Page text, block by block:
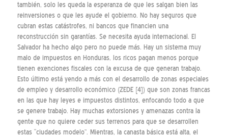
también, solo les queda la esperanza de que les salgan bien las
reinversiones o que les ayude el gobierno. No hay seguros que
cubran estas catástrofes, ni bancos que financien una
reconstrucción sin garantías. Se necesita ayuda internacional. El
Salvador ha hecho algo pero no puede más. Hay un sistema muy
malo de impuestos en Honduras, los ricos pagan menos porque
tienen exenciones fiscales con la excusa de que generan trabajo.
Esto último está yendo a más con el desarrollo de zonas especiales
de empleo y desarrollo económico (ZEDE [4]) que son zonas francas
en las que hay leyes e impuestos distintos, enfocando todo a que
se genere trabajo. Hay muchas extorsiones y amenazas contra la
gente que no quiere ceder sus terrenos para que se desarrollen
estas “ciudades modelo”. Mientras, la canasta básica está alta, el